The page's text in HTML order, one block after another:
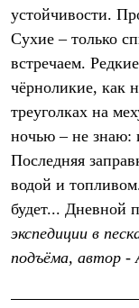
Куртки
Брюки
Жилеты
Утепленная
Куртки
Брюки
Штормовая одежда
Софтшелл одежда
Куртки
Брюки
Лёгкая одежда
Рубашки
Футболки
Брюки
Теплое термобелье
устойчивости.
Сухие – только
встречаем.
чёрноликие, как
треуголках на
ночью – не знаю:
Последняя
водой и
будет... Дневной
экспедиции в
подъёма, автор -